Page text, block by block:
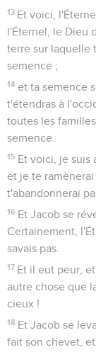
13 Et voici,
l'Éternel, le Dieu
terre sur laquelle
semence ;
14 et ta semence
t'étendras à
toutes les
semence.
15 Et voici, je suis
et je te
t'abandonnerai
16 Et Jacob se
Certainement,
savais pas.
17 Et il eut peur,
autre chose que
cieux !
18 Et Jacob se
fait son chevet,